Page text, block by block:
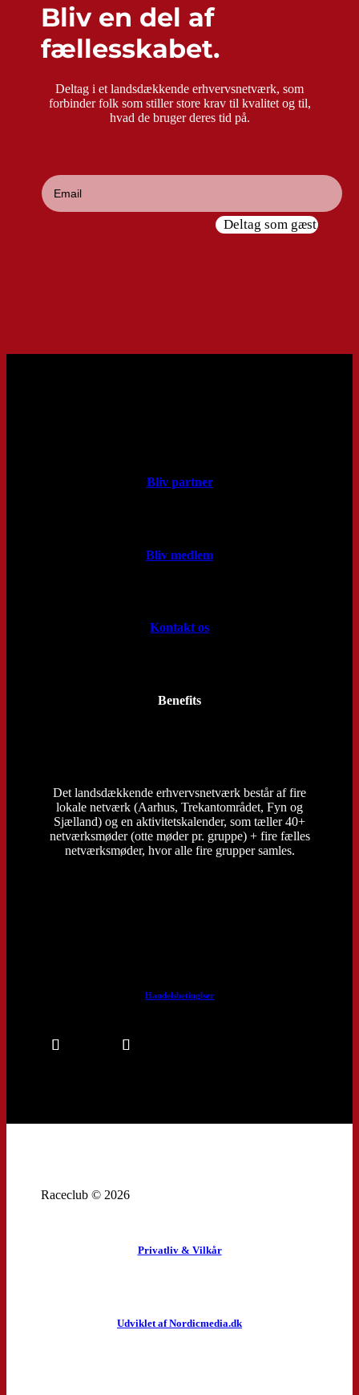
Bliv en del af
fællesskabet.
Deltag i et landsdækkende erhvervsnetværk, som
forbinder folk som stiller store krav til kvalitet og til,
hvad de bruger deres tid på.
Deltag som gæst
Bliv partner
Bliv medlem
Kontakt os
Benefits
Det landsdækkende erhvervsnetværk består af fire
lokale netværk (Aarhus, Trekantområdet, Fyn og
Sjælland) og en aktivitetskalender, som tæller 40+
netværksmøder (otte møder pr. gruppe) + fire fælles
netværksmøder, hvor alle fire grupper samles.
Handelsbetinglser
Raceclub © 2026
Privatliv & Vilkår
Udviklet af Nordicmedia.dk